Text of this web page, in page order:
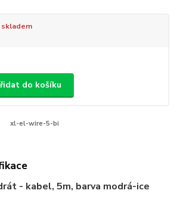
skladem
do košíku
xl-el-wire-5-bi
- kabel, 5m, barva modrá-ice